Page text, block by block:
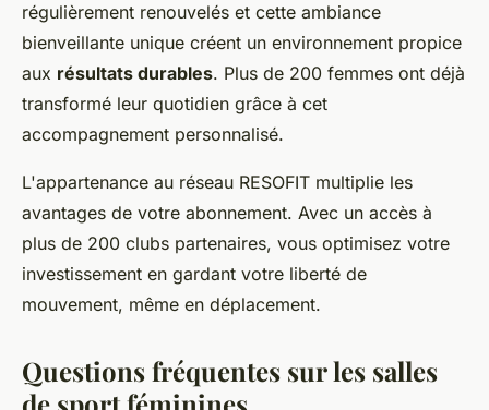
régulièrement renouvelés et cette ambiance
bienveillante unique créent un environnement propice
aux résultats durables. Plus de 200 femmes ont déjà
transformé leur quotidien grâce à cet
accompagnement personnalisé.
L'appartenance au réseau RESOFIT multiplie les
avantages de votre abonnement. Avec un accès à
plus de 200 clubs partenaires, vous optimisez votre
investissement en gardant votre liberté de
mouvement, même en déplacement.
Questions fréquentes sur les salles